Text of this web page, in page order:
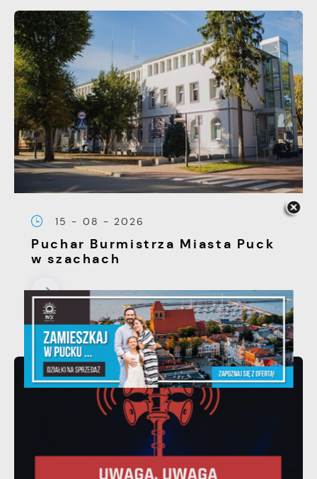
15 - 08 - 2026
Puchar Burmistrza Miasta Puck
w szachach